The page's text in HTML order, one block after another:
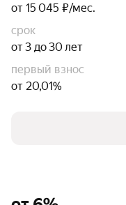
от 15 045 ₽/мес.
срок
от 3 до 30 лет
первый взнос
от 20,01%